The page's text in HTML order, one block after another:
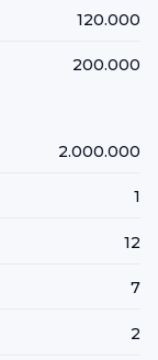
120.000
200.000
2.000.000
1
12
7
2